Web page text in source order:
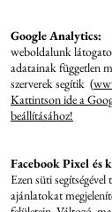
Google Analytics:
weboldalunk
adatainak független
szerverek segítik (
Kattintson ide a
beállításához!
Facebook Pixel és
Ezen süti
ajánlatokat